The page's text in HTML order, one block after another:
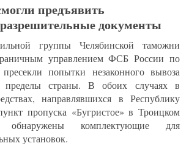
предъявить
документы
группы Челябинской таможни
управлением ФСБ России по
попытки незаконного вывоза
пределы страны. В обоих случаях в
направлявшихся в Республику
пропуска «Бугристое» в Троицком
комплектующие для
установок.